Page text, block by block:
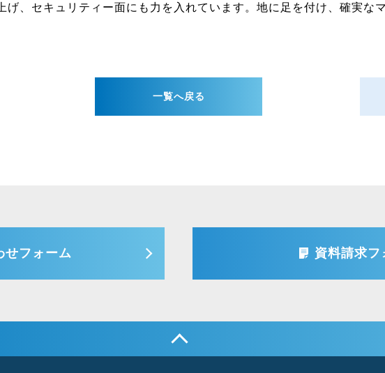
げ、セキュリティー面にも力を入れています。地に足を付け、確実な
一覧へ戻る
せフォーム 資料請求フ